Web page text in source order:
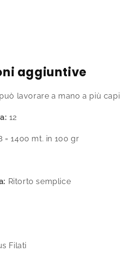
aggiuntive
lavorare a mano a più capi
12
= 1400 mt. in 100 gr
Ritorto semplice
Filati